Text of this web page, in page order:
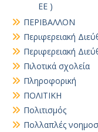
ΕΕ )
ΠΕΡΙΒΑΛΛΟΝ
Περιφερειακή
Περιφερειακή
Πιλοτικά σχολεία
Πληροφορική
ΠΟΛΙΤΙΚΗ
Πολιτισμός
Πολλαπλές